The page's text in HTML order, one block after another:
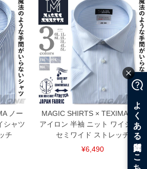
大限に努めておりますが、もしあった場合速やかにご
承ください。
ノー
シャツ
チ
MAGIC SHIRTS × TEXIMA ノー
アイロン 半袖 ニット ワイシャツ
セミワイド ストレッチ
¥6,490